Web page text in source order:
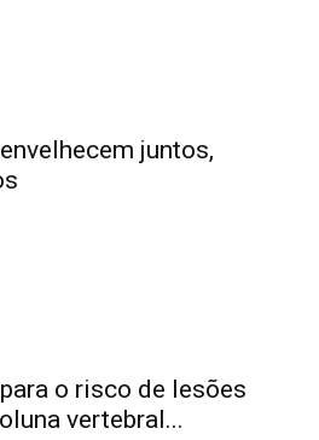
juntos,
o risco de lesões
vertebral...